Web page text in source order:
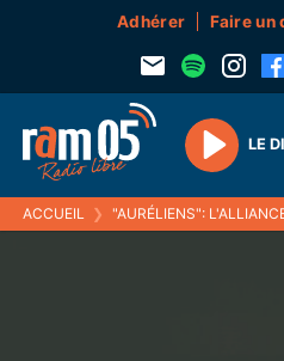
Adhérer Faire un
Play
LE
ACCUEIL ❯ "AURÉLIENS": L'ALLIANCE DE LA SCIENCE ET